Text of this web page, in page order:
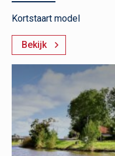
Kortstaart model
Bekijk